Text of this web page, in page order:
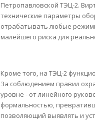
Петропавловской ТЭЦ-2.
технические параметры
отрабатывать любые
малейшего риска для
Кроме того, на ТЭЦ-2
За соблюдением правил
уровне - от линейного
формальностью,
позволяющий выявлять и